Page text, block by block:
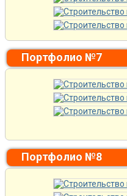
Портфолио №7
Портфолио №8